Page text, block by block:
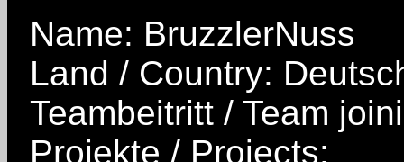
Name: BruzzlerNuss
Land / Country:
Teambeitritt / Team
Projekte / Projects: